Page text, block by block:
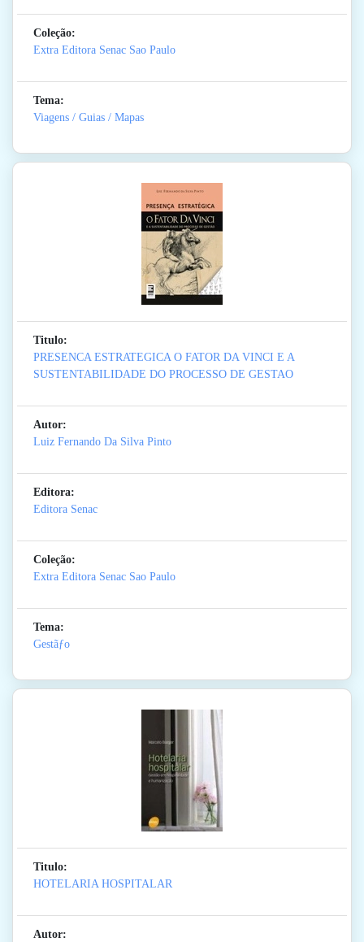
Coleção:
Extra Editora Senac Sao Paulo
Tema:
Viagens / Guias / Mapas
Titulo:
PRESENCA ESTRATEGICA O FATOR DA VINCI E A
SUSTENTABILIDADE DO PROCESSO DE GESTAO
Autor:
Luiz Fernando Da Silva Pinto
Editora:
Editora Senac
Coleção:
Extra Editora Senac Sao Paulo
Tema:
Gestãƒo
Titulo:
HOTELARIA HOSPITALAR
Autor: